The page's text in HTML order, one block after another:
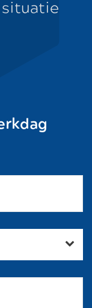
situatie